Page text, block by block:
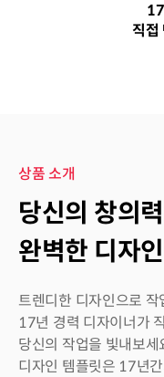
직접
상품 소개
당신의 창의
완벽한 디자
트렌디한 디자인으로
17년 경력 디자이너가
당신의 작업을 빛내보세
디자인 템플릿은 17년